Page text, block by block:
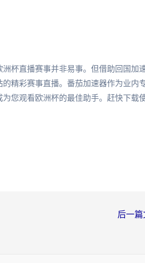
杯直播赛事并非易事。但借助回国加
精彩赛事直播。番茄加速器作为业内
您观看欧洲杯的最佳助手。赶快下载
后一